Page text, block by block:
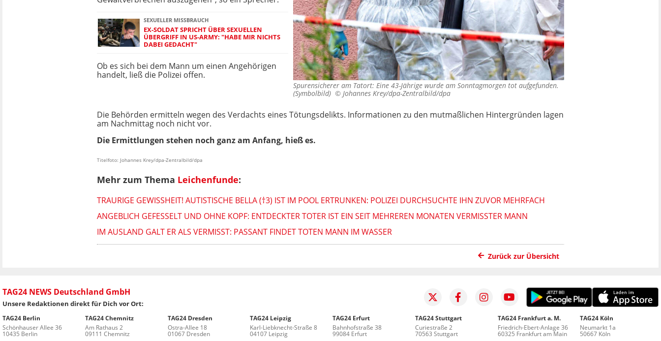
Spurensicherer am Tatort: Eine 43-Jährige wurde am Sonntagmorgen tot aufgefunden.
(Symbolbild) © Johannes Krey/dpa-Zentralbild/dpa
SEXUELLER MISSBRAUCH
EX-SOLDAT SPRICHT ÜBER SEXUELLEN
ÜBERGRIFF IN US-ARMY: "HABE MIR NICHTS
DABEI GEDACHT"
Ob es sich bei dem Mann um einen Angehörigen
handelt, ließ die Polizei offen.
Die Behörden ermitteln wegen des Verdachts eines Tötungsdelikts. Informationen zu den mutmaßlichen Hintergründen lagen
am Nachmittag noch nicht vor.
Die Ermittlungen stehen noch ganz am Anfang, hieß es.
Titelfoto: Johannes Krey/dpa-Zentralbild/dpa
Mehr zum Thema Leichenfunde:
TRAURIGE GEWISSHEIT! AUTISTISCHE BELLA (†3) IST IM POOL ERTRUNKEN: POLIZEI DURCHSUCHTE IHN ZUVOR MEHRFACH
ANGEBLICH GEFESSELT UND OHNE KOPF: ENTDECKTER TOTER IST EIN SEIT MEHREREN MONATEN VERMISSTER MANN
IM AUSLAND GALT ER ALS VERMISST: PASSANT FINDET TOTEN MANN IM WASSER
Zurück zur Übersicht
TAG24 NEWS Deutschland GmbH
Unsere Redaktionen direkt für Dich vor Ort:
TAG24 Berlin
Schönhauser Allee 36
10435 Berlin
TAG24 Chemnitz
Am Rathaus 2
09111 Chemnitz
TAG24 Dresden
Ostra-Allee 18
01067 Dresden
TAG24 Leipzig
Karl-Liebknecht-Straße 8
04107 Leipzig
TAG24 Erfurt
Bahnhofstraße 38
99084 Erfurt
TAG24 Stuttgart
Curiestraße 2
70563 Stuttgart
TAG24 Frankfurt a. M.
Friedrich-Ebert-Anlage 36
60325 Frankfurt am Main
TAG24 Köln
Neumarkt 1a
50667 Köln